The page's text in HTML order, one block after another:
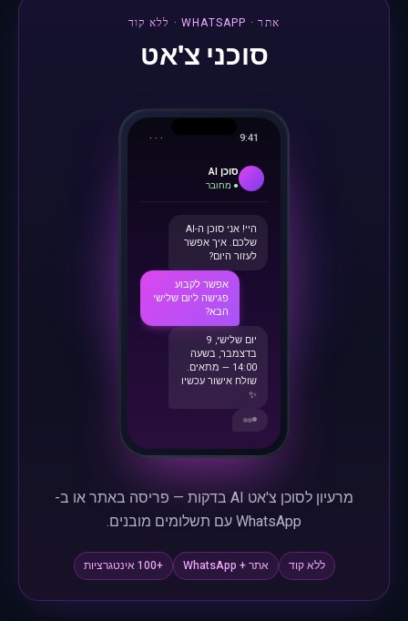
אתר · WHATSAPP · ללא קוד
סוכני צ'אט
9:41
· · ·
סוכן AI
● מחובר
היי! אני סוכן ה-AI
שלכם. איך אפשר
לעזור היום?
אפשר לקבוע
פגישה ליום שלישי
הבא?
יום שלישי, 9
בדצמבר, בשעה
14:00 — מתאים.
שולח אישור עכשיו
✨
מרעיון לסוכן צ'אט AI בדקות — פריסה באתר או ב-
WhatsApp עם תשלומים מובנים.
ללא קוד אתר + WhatsApp +100 אינטגרציות